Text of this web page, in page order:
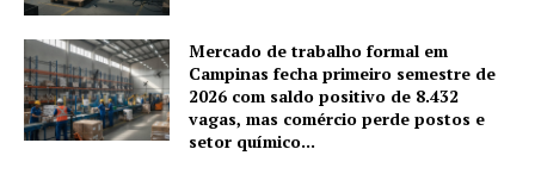
Mercado de trabalho formal em
Campinas fecha primeiro semestre de
2026 com saldo positivo de 8.432
vagas, mas comércio perde postos e
setor químico...